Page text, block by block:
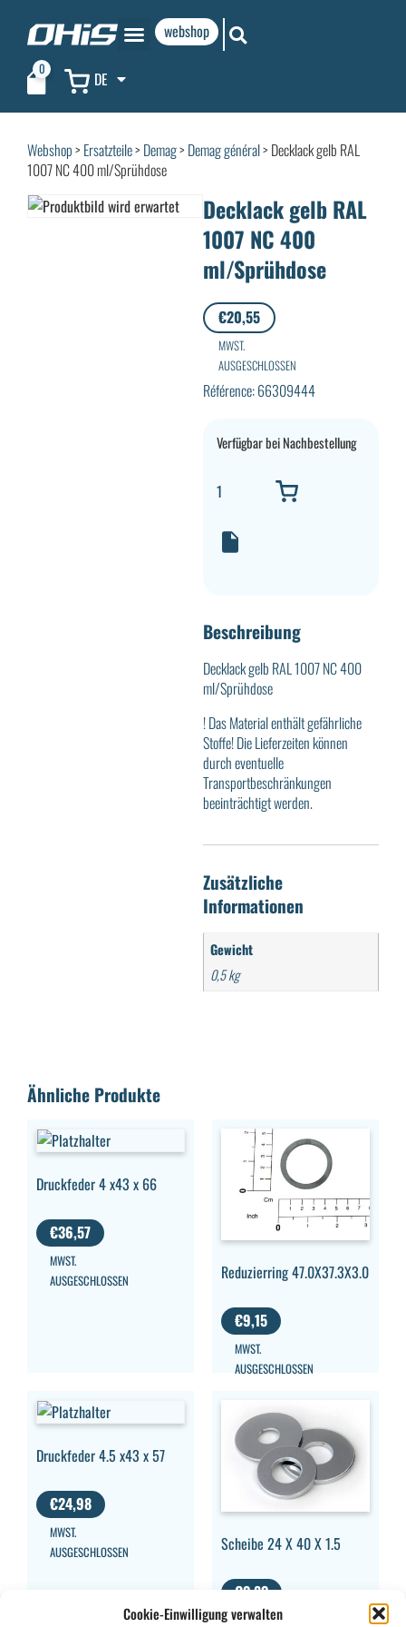
Cookie-Einwilligung verwalten
webshop
0 DE
Webshop> Ersatzteile> Demag> Demag général> Decklack gelb RAL
1007 NC 400 ml/Sprühdose
Decklack gelb RAL
1007 NC 400
ml/Sprühdose
€20,55
MWST.
AUSGESCHLOSSEN
Référence: 66309444
Verfügbar bei Nachbestellung
Beschreibung
Decklack gelb RAL 1007 NC 400
ml/Sprühdose
! Das Material enthält gefährliche
Stoffe! Die Lieferzeiten können
durch eventuelle
Transportbeschränkungen
beeinträchtigt werden.
Zusätzliche
Informationen
Gewicht
0,5 kg
Ähnliche Produkte
Druckfeder 4 x43 x 66
€36,57
MWST.
AUSGESCHLOSSEN
Reduzierring 47.0X37.3X3.0
€9,15
MWST.
AUSGESCHLOSSEN
Druckfeder 4.5 x43 x 57
€24,98
MWST.
AUSGESCHLOSSEN
Scheibe 24 X 40 X 1.5
€2,83
MWST.